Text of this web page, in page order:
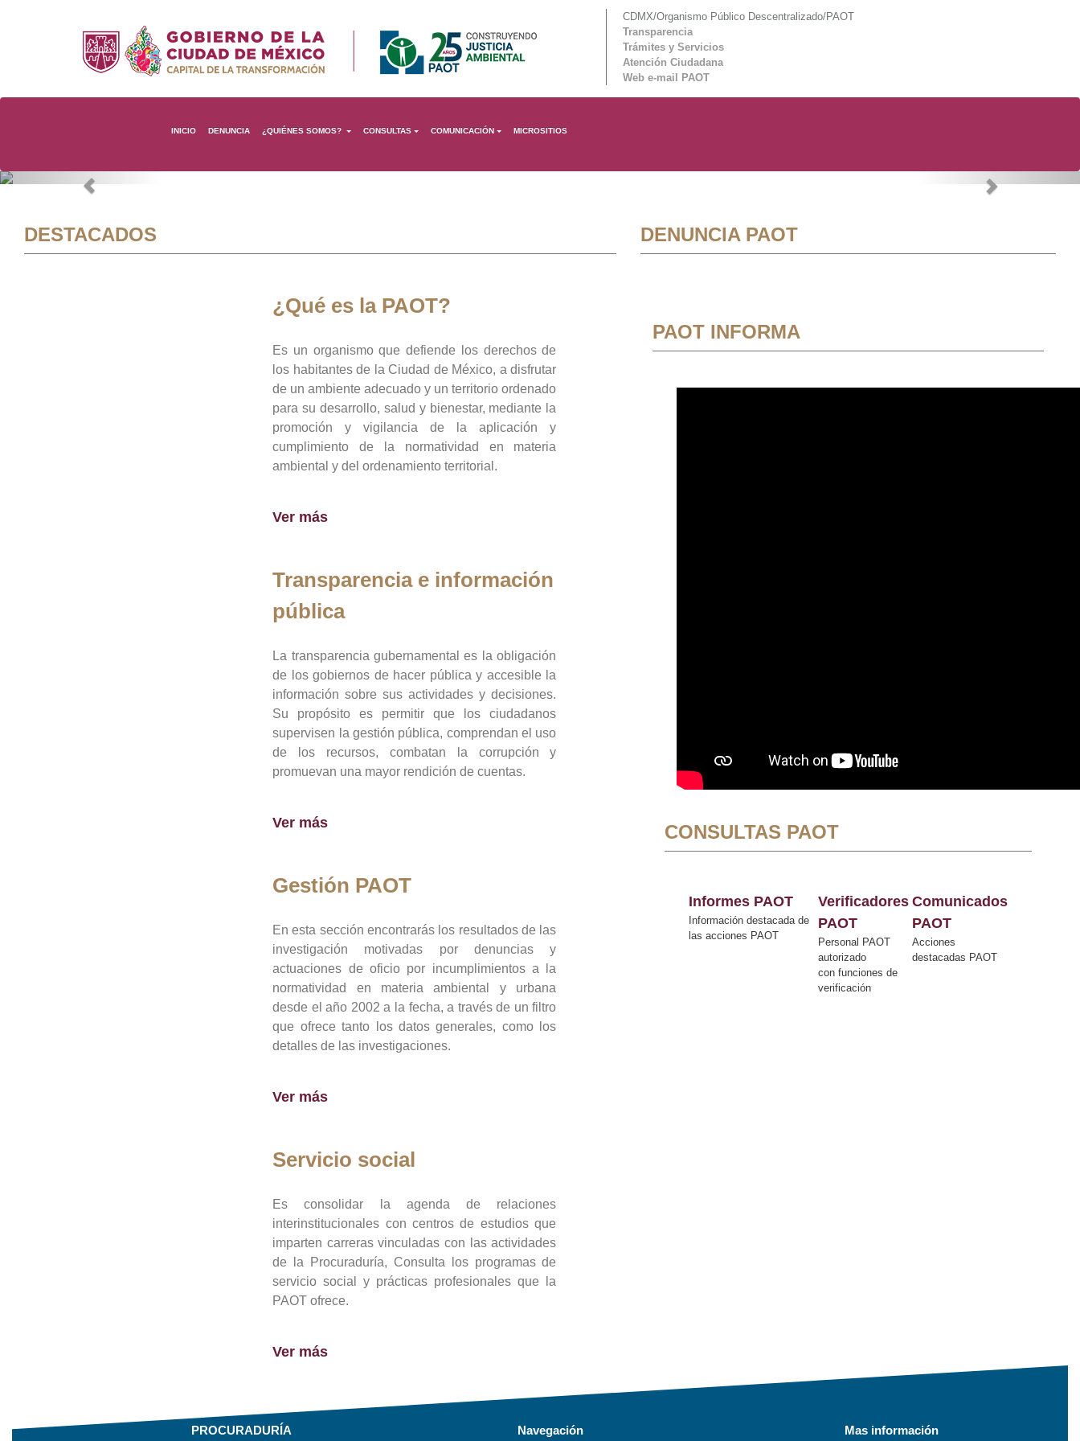
CDMX/Organismo Público Descentralizado/PAOT
Transparencia
Trámites y Servicios
Atención Ciudadana
Web e-mail PAOT
INICIO DENUNCIA ¿QUIÉNES SOMOS? CONSULTAS COMUNICACIÓN MICROSITIOS
Previous Next
DESTACADOS
¿Qué es la PAOT?
Es un organismo que defiende los derechos de
los habitantes de la Ciudad de México, a disfrutar
de un ambiente adecuado y un territorio ordenado
para su desarrollo, salud y bienestar, mediante la
promoción y vigilancia de la aplicación y
cumplimiento de la normatividad en materia
ambiental y del ordenamiento territorial.
Ver más
Transparencia e información
pública
La transparencia gubernamental es la obligación
de los gobiernos de hacer pública y accesible la
información sobre sus actividades y decisiones.
Su propósito es permitir que los ciudadanos
supervisen la gestión pública, comprendan el uso
de los recursos, combatan la corrupción y
promuevan una mayor rendición de cuentas.
Ver más
Gestión PAOT
En esta sección encontrarás los resultados de las
investigación motivadas por denuncias y
actuaciones de oficio por incumplimientos a la
normatividad en materia ambiental y urbana
desde el año 2002 a la fecha, a través de un filtro
que ofrece tanto los datos generales, como los
detalles de las investigaciones.
Ver más
Servicio social
Es consolidar la agenda de relaciones
interinstitucionales con centros de estudios que
imparten carreras vinculadas con las actividades
de la Procuraduría, Consulta los programas de
servicio social y prácticas profesionales que la
PAOT ofrece.
Ver más
DENUNCIA PAOT
PAOT INFORMA
CONSULTAS PAOT
Informes PAOT
Información destacada de
las acciones PAOT
Verificadores
PAOT
Personal PAOT
autorizado
con funciones de
verificación
Comunicados
PAOT
Acciones
destacadas PAOT
PROCURADURÍA Navegación Mas información